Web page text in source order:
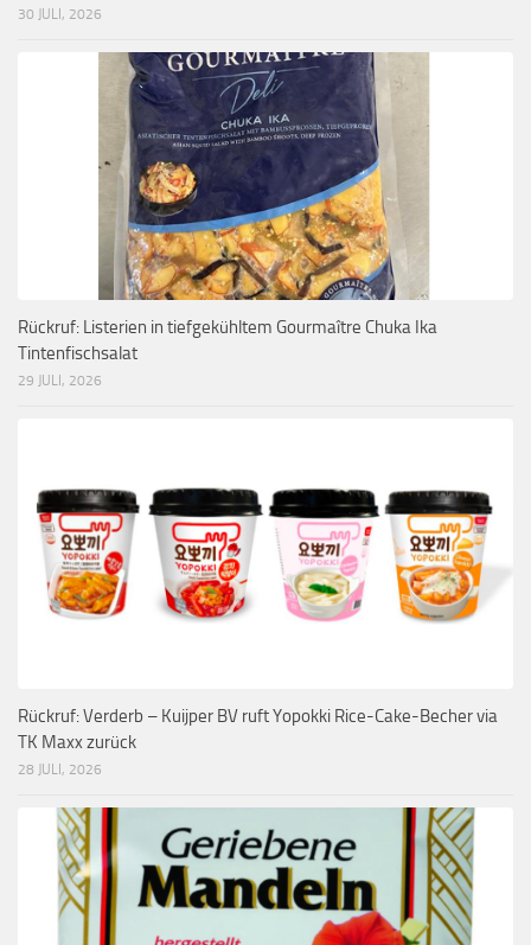
30 JULI, 2026
Rückruf: Listerien in tiefgekühltem Gourmaître Chuka Ika
Tintenfischsalat
29 JULI, 2026
Rückruf: Verderb – Kuijper BV ruft Yopokki Rice-Cake-Becher via
TK Maxx zurück
28 JULI, 2026